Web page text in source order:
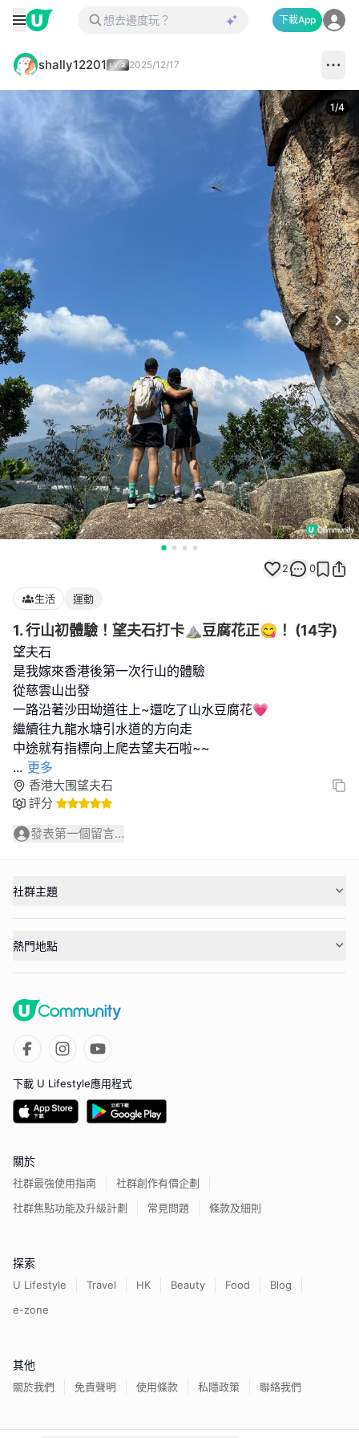
下載App
shally12201 2025/12/17
1/4
2 0
生活 運動
1. 行山初體驗！望夫石打卡⛰️豆腐花正😋！ (14字)
望夫石
是我嫁來香港後第一次行山的體驗
從慈雲山出發
一路沿著沙田坳道往上~還吃了山水豆腐花💗
繼續往九龍水塘引水道的方向走
... 更多
香港大围望夫石
評分
發表第一個留言...
社群主題
熱門地點
下載 U Lifestyle應用程式
關於
社群最強使用指南
社群創作有價企劃
社群焦點功能及升級計劃
常見問題 條款及細則
探索
U Lifestyle Travel HK Beauty Food
Blog
e-zone
其他
關於我們 免責聲明 使用條款 私隱政策 聯絡我們